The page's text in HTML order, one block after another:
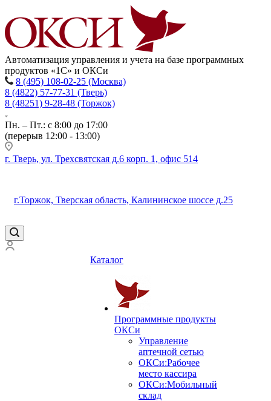
Автоматизация управления и учета на базе программных
продуктов «1С» и ОКСи
8 (495) 108-02-25 (Москва)
8 (4822) 57-77-31 (Тверь)
8 (48251) 9-28-48 (Торжок)
Пн. – Пт.: с 8:00 до 17:00
(перерыв 12:00 - 13:00)
г. Тверь, ул. Трехсвятская д.6 корп. 1, офис 514
г.Торжок, Тверская область, Калининское шоссе д.25
Каталог
Программные продукты
ОКСи
Управление
аптечной сетью
ОКСи:Рабочее
место кассира
ОКСи:Мобильный
склад